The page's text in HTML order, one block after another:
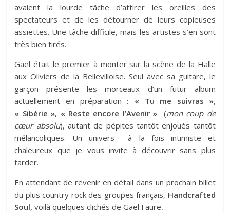
avaient la lourde tâche d’attirer les oreilles des
spectateurs et de les détourner de leurs copieuses
assiettes. Une tâche difficile, mais les artistes s’en sont
très bien tirés.
Gaël était le premier à monter sur la scène de la Halle
aux Oliviers de la Bellevilloise. Seul avec sa guitare, le
garçon présente les morceaux d’un futur album
actuellement en préparation : « Tu me suivras »,
« Sibérie », « Reste encore l’Avenir » (mon coup de
cœur absolu), autant de pépites tantôt enjoués tantôt
mélancoliques. Un univers à la fois intimiste et
chaleureux que je vous invite à découvrir sans plus
tarder.
En attendant de revenir en détail dans un prochain billet
du plus country rock des groupes français, Handcrafted
Soul,voilà quelques clichés de Gael Faure.